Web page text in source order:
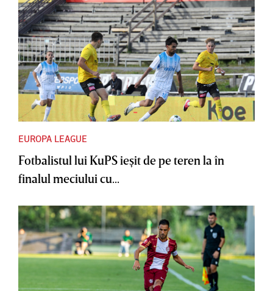
EUROPA LEAGUE
Fotbalistul lui KuPS ieşit de pe teren la în
finalul meciului cu...